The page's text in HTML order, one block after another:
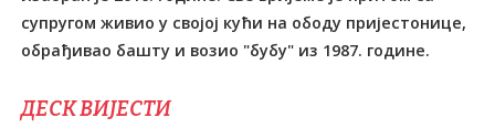
ДЕСК ВИЈЕСТИ